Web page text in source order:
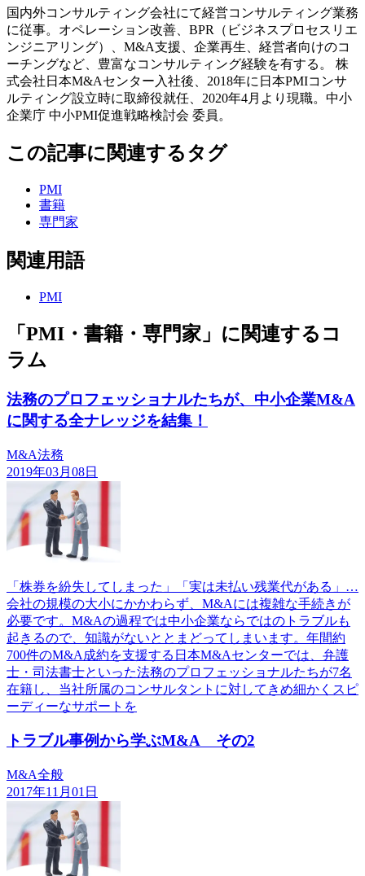
国内外コンサルティング会社にて経営コンサルティング業務
に従事。オペレーション改善、BPR（ビジネスプロセスリエ
ンジニアリング）、M&A支援、企業再生、経営者向けのコ
ーチングなど、豊富なコンサルティング経験を有する。 株
式会社日本M&Aセンター入社後、2018年に日本PMIコンサ
ルティング設立時に取締役就任、2020年4月より現職。中小
企業庁 中小PMI促進戦略検討会 委員。
この記事に関連するタグ
PMI
書籍
専門家
関連用語
PMI
「PMI・書籍・専門家」に関連するコ
ラム
法務のプロフェッショナルたちが、中小企業M&A
に関する全ナレッジを結集！
M&A法務
2019年03月08日
「株券を紛失してしまった」「実は未払い残業代がある」…
会社の規模の大小にかかわらず、M&Aには複雑な手続きが
必要です。M&Aの過程では中小企業ならではのトラブルも
起きるので、知識がないととまどってしまいます。年間約
700件のM&A成約を支援する日本M&Aセンターでは、弁護
士・司法書士といった法務のプロフェッショナルたちが7名
在籍し、当社所属のコンサルタントに対してきめ細かくスピ
ーディーなサポートを
トラブル事例から学ぶM&A その2
M&A全般
2017年11月01日